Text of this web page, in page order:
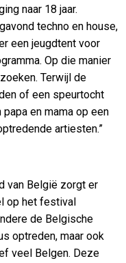
naar 18 jaar.
techno en house,
een jeugdtent voor
Op die manier
Terwijl de
of een speurtocht
en mama op een
artiesten.”
van België zorgt er
op het festival
de Belgische
optreden, maar ook
veel Belgen. Deze